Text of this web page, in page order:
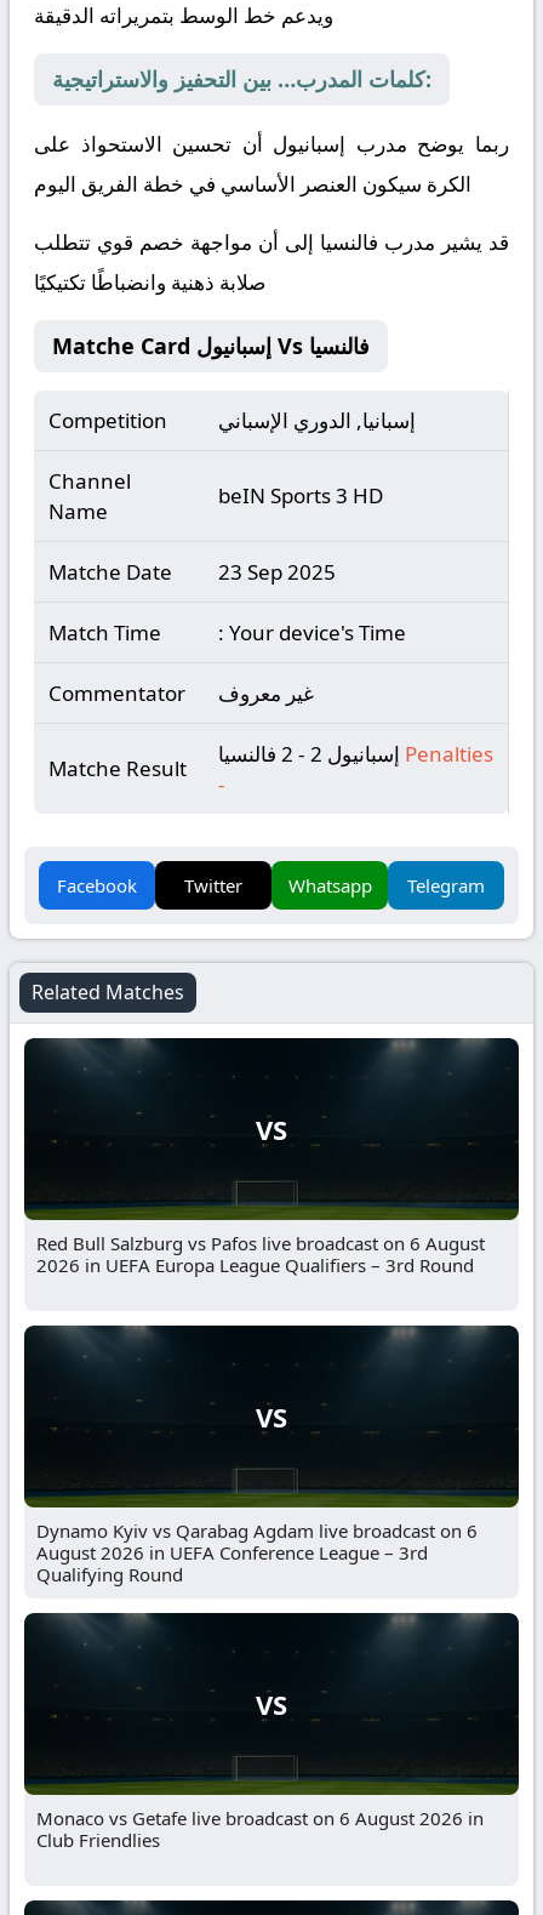
ويدعم خط الوسط بتمريراته الدقيقة
كلمات المدرب… بين التحفيز والاستراتيجية:
ربما يوضح مدرب إسبانيول أن تحسين الاستحواذ على
الكرة سيكون العنصر الأساسي في خطة الفريق اليوم
قد يشير مدرب فالنسيا إلى أن مواجهة خصم قوي تتطلب
صلابة ذهنية وانضباطًا تكتيكيًا
Matche Card إسبانيول Vs فالنسيا
Competition إسبانيا, الدوري الإسباني
Channel
Name
beIN Sports 3 HD
Matche Date 23 Sep 2025
Match Time : Your device's Time
Commentator غير معروف
Matche Result
Penalties
-
Facebook Twitter Whatsapp Telegram
Related Matches
VS
Red Bull Salzburg vs Pafos live broadcast on 6 August
2026 in UEFA Europa League Qualifiers – 3rd Round
VS
Dynamo Kyiv vs Qarabag Agdam live broadcast on 6
August 2026 in UEFA Conference League – 3rd
Qualifying Round
VS
Monaco vs Getafe live broadcast on 6 August 2026 in
Club Friendlies